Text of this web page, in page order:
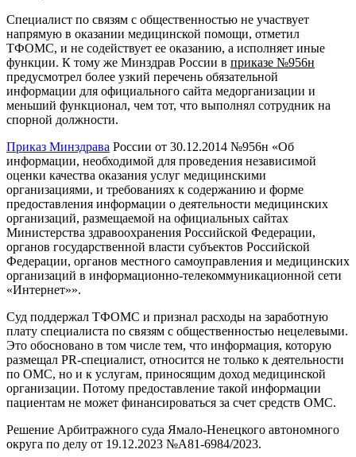
Специалист по связям с общественностью не участвует
напрямую в оказании медицинской помощи, отметил
ТФОМС, и не содействует ее оказанию, а исполняет иные
функции. К тому же Минздрав России в приказе №956н
предусмотрел более узкий перечень обязательной
информации для официального сайта медорганизации и
меньший функционал, чем тот, что выполнял сотрудник на
спорной должности.
Приказ Минздрава России от 30.12.2014 №956н «Об
информации, необходимой для проведения независимой
оценки качества оказания услуг медицинскими
организациями, и требованиях к содержанию и форме
предоставления информации о деятельности медицинских
организаций, размещаемой на официальных сайтах
Министерства здравоохранения Российской Федерации,
органов государственной власти субъектов Российской
Федерации, органов местного самоуправления и медицинских
организаций в информационно-телекоммуникационной сети
«Интернет»».
Суд поддержал ТФОМС и признал расходы на заработную
плату специалиста по связям с общественностью нецелевыми.
Это обосновано в том числе тем, что информация, которую
размещал PR-специалист, относится не только к деятельности
по ОМС, но и к услугам, приносящим доход медицинской
организации. Потому предоставление такой информации
пациентам не может финансироваться за счет средств ОМС.
Решение Арбитражного суда Ямало-Ненецкого автономного
округа по делу от 19.12.2023 №А81-6984/2023.